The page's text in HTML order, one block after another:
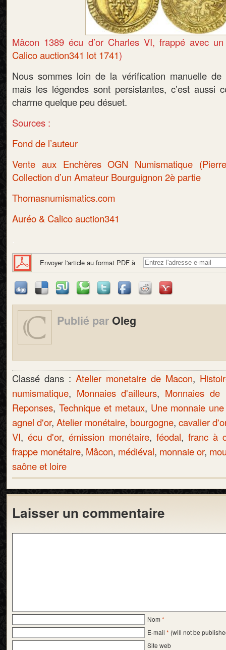
Mâcon 1389 écu d’or Charles VI, frappé avec
Calico auction341 lot 1741)
Nous sommes loin de la vérification manuelle de
mais les légendes sont persistantes, c’est aussi
charme quelque peu désuet.
Sources :
Fond de l’auteur
Vente aux Enchères OGN Numismatique
Collection d’un Amateur Bourguignon 2è partie
Thomasnumismatics.com
Auréo & Calico auction341
Envoyer l'article au format PDF à
Publié par Oleg
Classé dans : Atelier monetaire de Macon,
numismatique, Monnaies d'ailleurs, Monnaies de
Reponses, Technique et metaux, Une monnaie
agnel d'or, Atelier monétaire, bourgogne, cavalier
VI, écu d'or, émission monétaire, féodal, franc à
frappe monétaire, Mâcon, médiéval, monnaie or,
saône et loire
Laisser un commentaire
Nom *
E-mail * (will not be
Site web